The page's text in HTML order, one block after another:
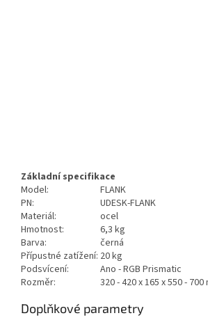
Základní specifikace
Model:
FLANK
PN:
UDESK-FLANK
Materiál:
ocel
Hmotnost:
6,3 kg
Barva:
černá
Přípustné zatížení: 20 kg
Podsvícení:
Ano - RGB Prismatic
Rozměr:
320 - 420 x 165 x 550 - 700
Doplňkové parametry